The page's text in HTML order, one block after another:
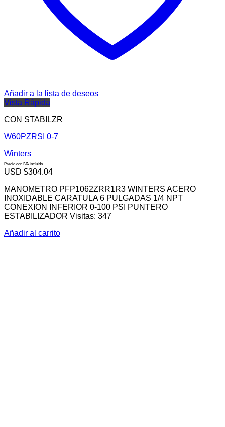
Añadir a la lista de deseos
Vista Rápida
CON STABILZR
W60PZRSI 0-7
Winters
Precio con IVA incluido
USD $304.04
MANOMETRO PFP1062ZRR1R3 WINTERS ACERO
INOXIDABLE CARATULA 6 PULGADAS 1/4 NPT
CONEXION INFERIOR 0-100 PSI PUNTERO
ESTABILIZADOR Visitas: 347
Añadir al carrito